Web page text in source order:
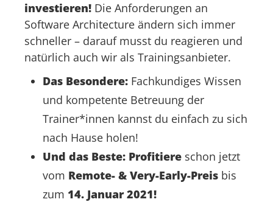
investieren! Die Anforderungen an
Software Architecture ändern sich immer
schneller – darauf musst du reagieren und
natürlich auch wir als Trainingsanbieter.
Das Besondere: Fachkundiges Wissen
und kompetente Betreuung der
Trainer*innen kannst du einfach zu sich
nach Hause holen!
Und das Beste: Profitiere schon jetzt
vom Remote- & Very-Early-Preis bis
zum 14. Januar 2021!